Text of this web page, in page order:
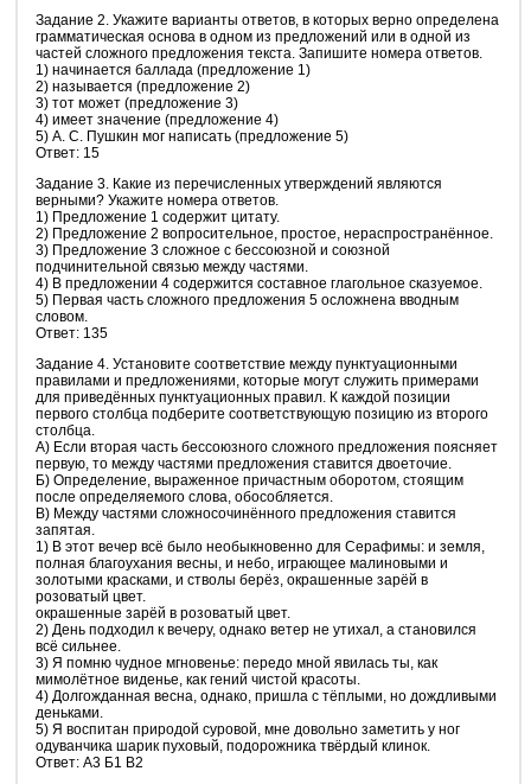
Задание 2. Укажите варианты ответов, в которых верно определена
грамматическая основа в одном из предложений или в одной из
частей сложного предложения текста. Запишите номера ответов.
1) начинается баллада (предложение 1)
2) называется (предложение 2)
3) тот может (предложение 3)
4) имеет значение (предложение 4)
5) А. С. Пушкин мог написать (предложение 5)
Ответ: 15
Задание 3. Какие из перечисленных утверждений являются
верными? Укажите номера ответов.
1) Предложение 1 содержит цитату.
2) Предложение 2 вопросительное, простое, нераспространённое.
3) Предложение 3 сложное с бессоюзной и союзной
подчинительной связью между частями.
4) В предложении 4 содержится составное глагольное сказуемое.
5) Первая часть сложного предложения 5 осложнена вводным
словом.
Ответ: 135
Задание 4. Установите соответствие между пунктуационными
правилами и предложениями, которые могут служить примерами
для приведённых пунктуационных правил. К каждой позиции
первого столбца подберите соответствующую позицию из второго
столбца.
А) Если вторая часть бессоюзного сложного предложения поясняет
первую, то между частями предложения ставится двоеточие.
Б) Определение, выраженное причастным оборотом, стоящим
после определяемого слова, обособляется.
В) Между частями сложносочинённого предложения ставится
запятая.
1) В этот вечер всё было необыкновенно для Серафимы: и земля,
полная благоухания весны, и небо, играющее малиновыми и
золотыми красками, и стволы берёз, окрашенные зарёй в
розоватый цвет.
окрашенные зарёй в розоватый цвет.
2) День подходил к вечеру, однако ветер не утихал, а становился
всё сильнее.
3) Я помню чудное мгновенье: передо мной явилась ты, как
мимолётное виденье, как гений чистой красоты.
4) Долгожданная весна, однако, пришла с тёплыми, но дождливыми
деньками.
5) Я воспитан природой суровой, мне довольно заметить у ног
одуванчика шарик пуховый, подорожника твёрдый клинок.
Ответ: А3 Б1 В2